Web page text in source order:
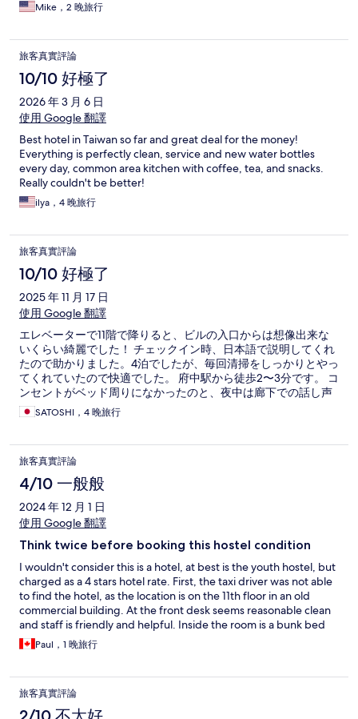
Mike，2 晚旅行
旅客真實評論
10/10 好極了
2026 年 3 月 6 日
使用 Google 翻譯
Best hotel in Taiwan so far and great deal for the money!
Everything is perfectly clean, service and new water bottles
every day, common area kitchen with coffee, tea, and snacks.
Really couldn't be better!
ilya，4 晚旅行
旅客真實評論
10/10 好極了
2025 年 11 月 17 日
使用 Google 翻譯
エレベーターで11階で降りると、ビルの入口からは想像出来な
いくらい綺麗でした！ チェックイン時、日本語で説明してくれ
たので助かりました。4泊でしたが、毎回清掃をしっかりとやっ
てくれていたので快適でした。 府中駅から徒歩2〜3分です。 コ
ンセントがベッド周りになかったのと、夜中は廊下での話し声
が結構聞こえてきましたが疲れていたので特に気になる前に寝
てしまってました。 ラウンジのお菓子を自由に食べれるのは良
SATOSHI，4 晚旅行
旅客真實評論
4/10 一般般
2024 年 12 月 1 日
使用 Google 翻譯
Think twice before booking this hostel condition
I wouldn't consider this is a hotel, at best is the youth hostel, but
charged as a 4 stars hotel rate. First, the taxi driver was not able
to find the hotel, as the location is on the 11th floor in an old
commercial building. At the front desk seems reasonable clean
and staff is friendly and helpful. Inside the room is a bunk bed
that really shocking as a hotel and the room size is very small.
Carpet is a little old and worn, bathroom is fair with minimum
extremely slow. No breakfast is included. Overall is very
disappointed hotel
Paul，1 晚旅行
旅客真實評論